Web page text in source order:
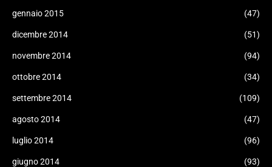
gennaio 2015 (47)
dicembre 2014 (51)
novembre 2014 (94)
ottobre 2014 (34)
settembre 2014 (109)
agosto 2014 (47)
luglio 2014 (96)
giugno 2014 (93)